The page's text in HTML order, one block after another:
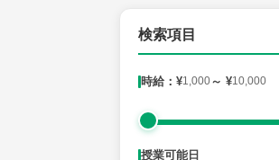
検索項目
時給：¥1,000～ ¥10,000
授業可能日